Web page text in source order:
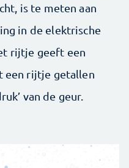
is te meten aan
in de elektrische
rijtje geeft een
een rijtje getallen
van de geur.